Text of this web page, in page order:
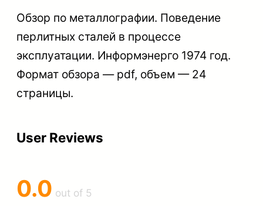
т
о
в
а
р
б
о
Обзор по металлографии. Поведение
перлитных сталей в процессе
эксплуатации. Информэнерго 1974 год.
Формат обзора — pdf, объем — 24
страницы.
User Reviews
0.0 out of 5